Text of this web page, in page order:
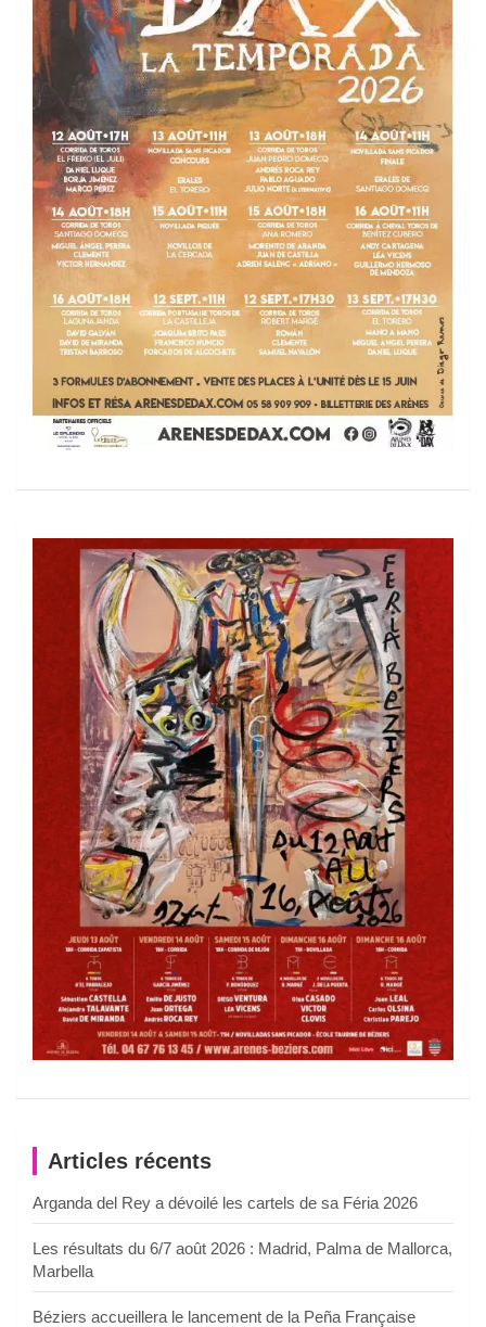
Articles récents
Arganda del Rey a dévoilé les cartels de sa Féria 2026
Les résultats du 6/7 août 2026 : Madrid, Palma de Mallorca,
Marbella
Béziers accueillera le lancement de la Peña Française